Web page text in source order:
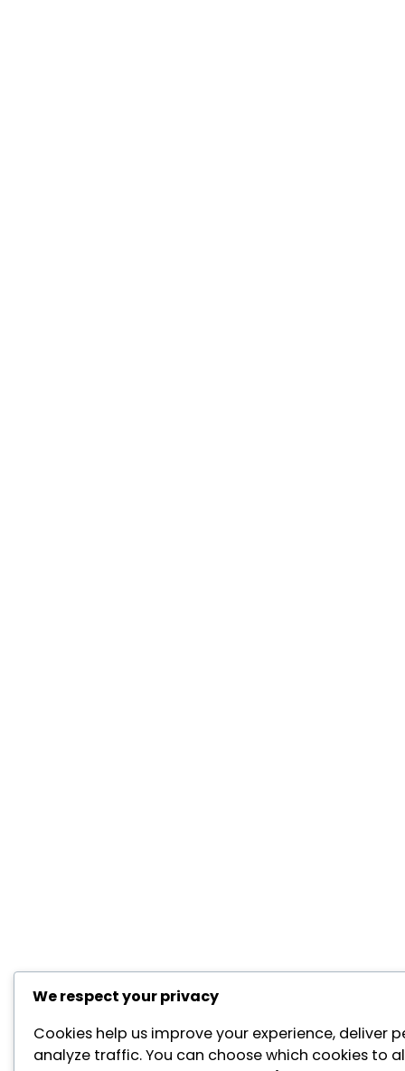
We respect your privacy
Cookies help us improve your experience, deliver
analyze traffic. You can choose which cookies to